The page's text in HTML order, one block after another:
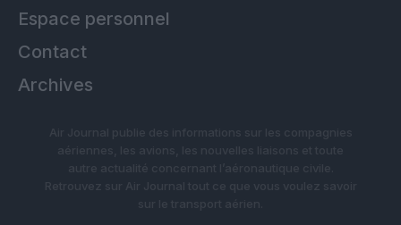
Espace personnel
Contact
Archives